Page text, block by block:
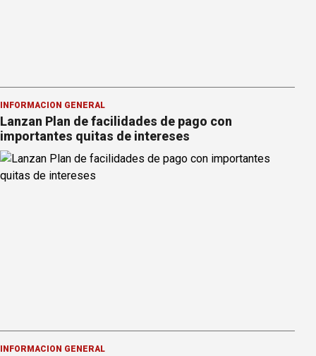
INFORMACION GENERAL
Lanzan Plan de facilidades de pago con
importantes quitas de intereses
INFORMACION GENERAL